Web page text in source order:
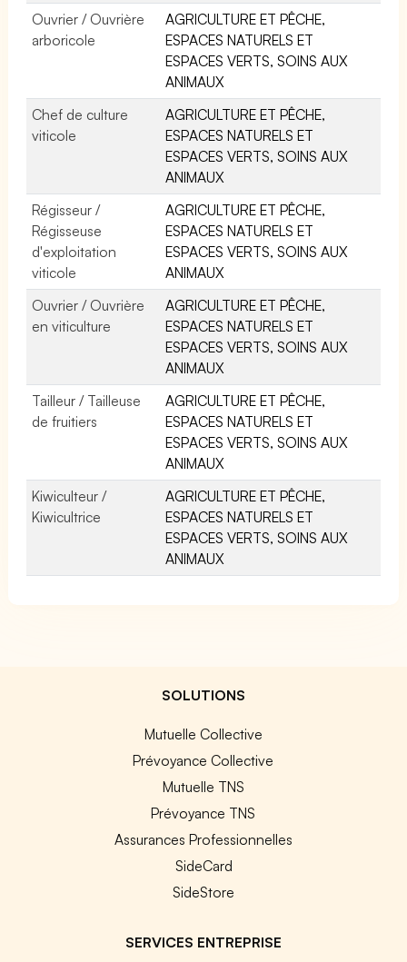
Ouvrier / Ouvrière
arboricole
AGRICULTURE ET PÊCHE,
ESPACES NATURELS ET
ESPACES VERTS, SOINS AUX
ANIMAUX
Chef de culture
viticole
AGRICULTURE ET PÊCHE,
ESPACES NATURELS ET
ESPACES VERTS, SOINS AUX
ANIMAUX
Régisseur /
Régisseuse
d'exploitation
viticole
AGRICULTURE ET PÊCHE,
ESPACES NATURELS ET
ESPACES VERTS, SOINS AUX
ANIMAUX
Ouvrier / Ouvrière
en viticulture
AGRICULTURE ET PÊCHE,
ESPACES NATURELS ET
ESPACES VERTS, SOINS AUX
ANIMAUX
Tailleur / Tailleuse
de fruitiers
AGRICULTURE ET PÊCHE,
ESPACES NATURELS ET
ESPACES VERTS, SOINS AUX
ANIMAUX
Kiwiculteur /
Kiwicultrice
AGRICULTURE ET PÊCHE,
ESPACES NATURELS ET
ESPACES VERTS, SOINS AUX
ANIMAUX
SOLUTIONS
Mutuelle Collective
Prévoyance Collective
Mutuelle TNS
Prévoyance TNS
Assurances Professionnelles
SideCard
SideStore
SERVICES ENTREPRISE